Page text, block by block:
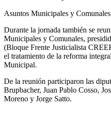
Asuntos Municipales y Comunales
Durante la jornada también se
Municipales y Comunales,
(Bloque Frente Justicialista
el tratamiento de la reforma
Municipal.
De la reunión participaron las
Brupbacher, Juan Pablo Cosso,
Moreno y Jorge Satto.